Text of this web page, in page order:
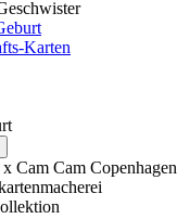
Karten
Cam Cam Copenhagen